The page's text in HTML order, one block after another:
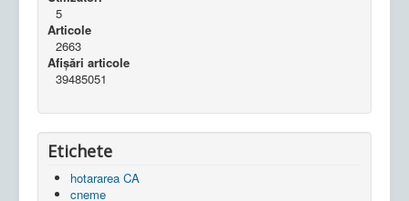
5
Articole
2663
Afișări articole
39485051
Etichete
hotararea CA
cneme